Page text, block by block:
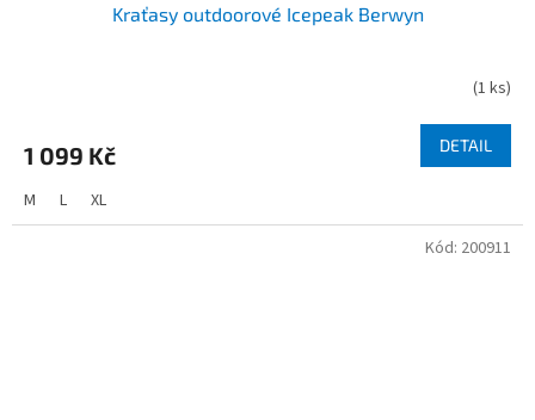
Kraťasy outdoorové Icepeak Berwyn
(1 ks)
1 099 Kč DETAIL
M L XL
Kód: 200911